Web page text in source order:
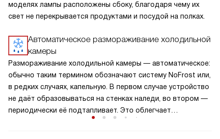
моделях лампы расположены сбоку, благодаря чему их
свет не перекрывается продуктами и посудой на полках.
Автоматическое размораживание холодильной
камеры
Размораживание холодильной камеры — автоматическое:
обычно таким термином обозначают систему NoFrost или,
в редких случаях, капельную. В первом случае устройство
не даёт образовываться на стенках наледи, во втором —
периодически её подтапливает. Это облегчает